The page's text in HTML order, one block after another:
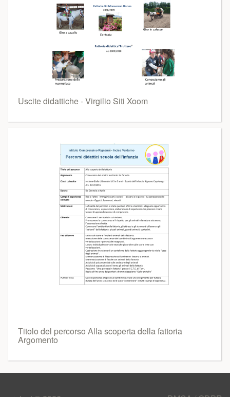
Uscite didattiche - Virgilio Siti Xoom
Titolo del percorso Alla scoperta della fattoria
Argomento